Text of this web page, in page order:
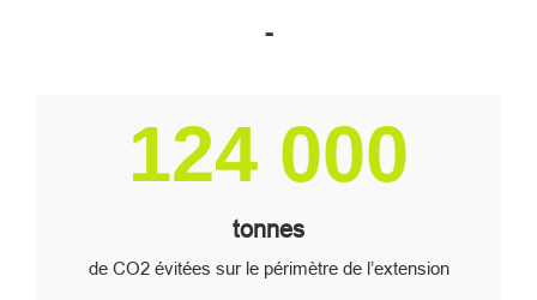
-
124 000
tonnes
de CO2 évitées sur le périmètre de l’extension